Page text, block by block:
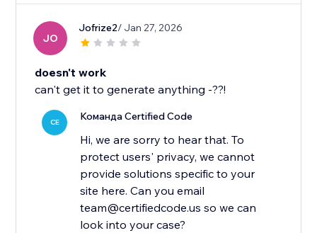
JO
Jofrize2/ Jan 27, 2026
doesn't work
can't get it to generate anything -??!
CE Команда Certified Code
Hi, we are sorry to hear that. To
protect users' privacy, we cannot
provide solutions specific to your
site here. Can you email
team@certifiedcode.us so we can
look into your case?